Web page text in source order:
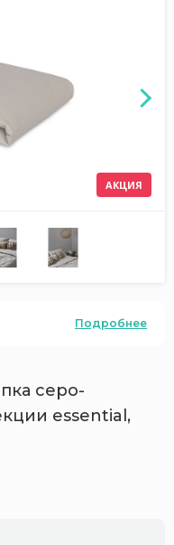
АКЦИЯ
Подробнее
серо-
essential,